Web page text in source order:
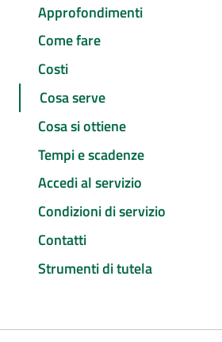
Approfondimenti
Come fare
Costi
Cosa serve
Cosa si ottiene
Tempi e scadenze
Accedi al servizio
Condizioni di servizio
Contatti
Strumenti di tutela